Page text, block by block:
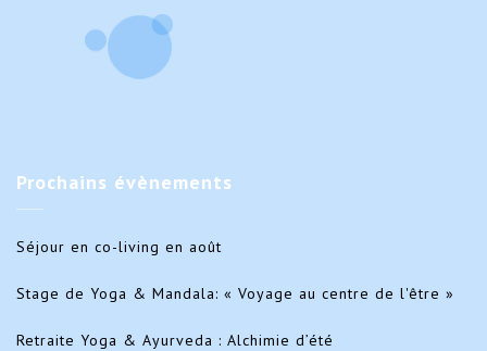
Prochains évènements
Séjour en co-living en août
Stage de Yoga & Mandala: « Voyage au centre de l'être »
Retraite Yoga & Ayurveda : Alchimie d’été